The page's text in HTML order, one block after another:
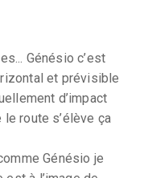
Génésio c’est
et prévisible
d’impact
route s’élève ça
Génésio je